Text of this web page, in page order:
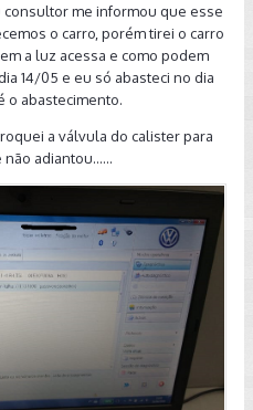
me informou que esse
o carro, porém tirei o carro
a luz acessa e como podem
14/05 e eu só abasteci no dia
o abastecimento.
a válvula do calister para
adiantou......